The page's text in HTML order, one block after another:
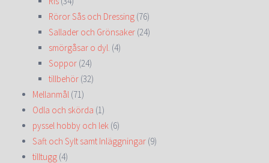
Röror Sås och Dressing (76)
Sallader och Grönsaker (24)
smörgåsar o dyl. (4)
Soppor (24)
tillbehör (32)
Mellanmål (71)
Odla och skörda (1)
pyssel hobby och lek (6)
Saft och Sylt samt Inläggningar (9)
tilltugg (4)